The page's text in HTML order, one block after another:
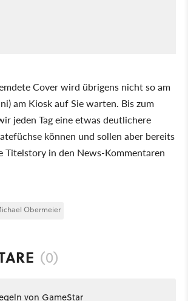
Cover wird übrigens nicht so am
am Kiosk auf Sie warten. Bis zum
jeden Tag eine etwas deutlichere
können und sollen aber bereits
Titelstory in den News-Kommentaren
Obermeier
(0)
von GameStar